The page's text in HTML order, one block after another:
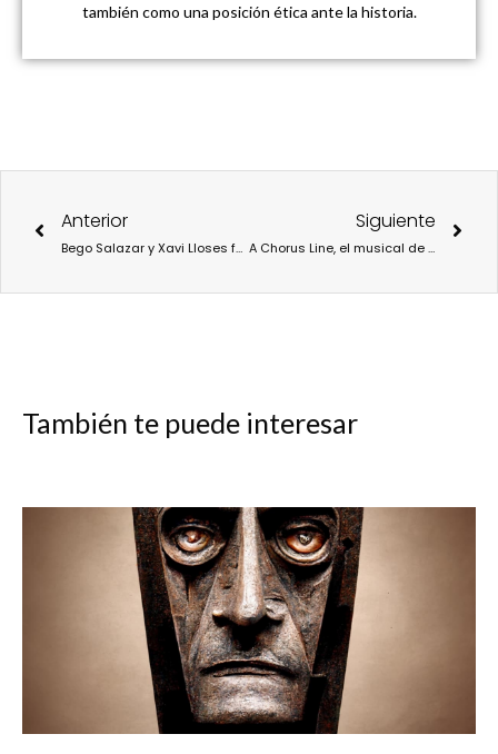
también como una posición ética ante la historia.
Anterior
Bego Salazar y Xavi Lloses forman el grupo “Salazar”, una fusión que reúne el “quejío” flamenco con los decibelios.
Siguiente
A Chorus Line, el musical de Antonio Banderas que triunfa en el Teatro Calderón.
También te puede interesar